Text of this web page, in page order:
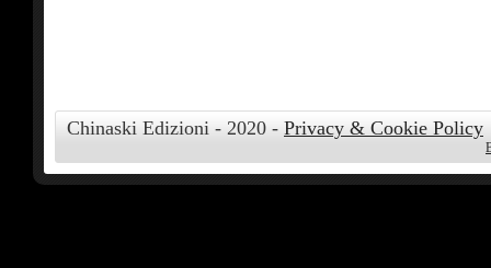
Chinaski Edizioni - 2020 - Privacy & Cookie Policy